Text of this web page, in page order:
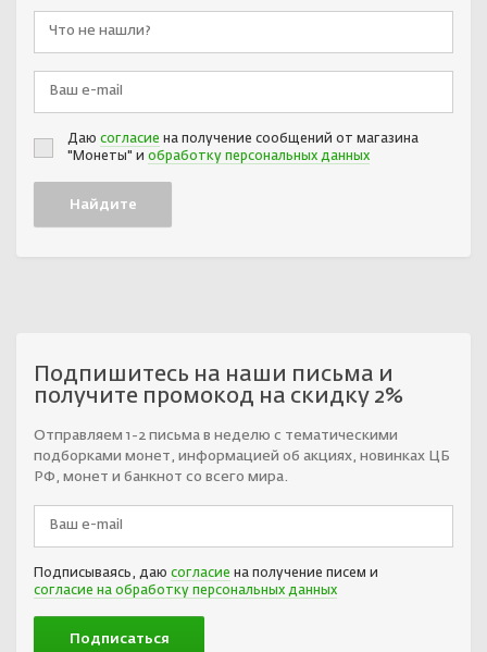
Даю согласие на получение сообщений от магазина
"Монеты" и обработку персональных данных
Подпишитесь на наши письма и
получите промокод на скидку 2%
Отправляем 1-2 письма в неделю с тематическими
подборками монет, информацией об акциях, новинках ЦБ
РФ, монет и банкнот со всего мира.
Подписываясь, даю согласие на получение писем и
согласие на обработку персональных данных